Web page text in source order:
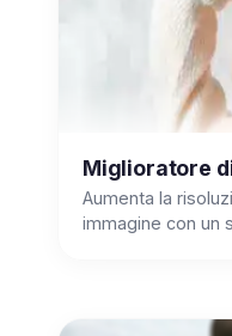
Miglioratore
Aumenta la
immagine con un